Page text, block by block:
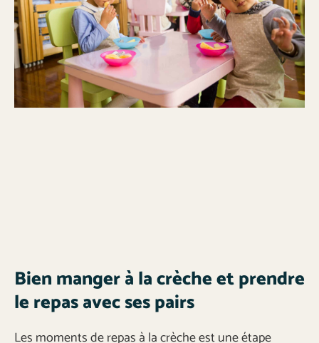
Bien manger à la crèche et prendre
le repas avec ses pairs
Les moments de repas à la crèche est une étape